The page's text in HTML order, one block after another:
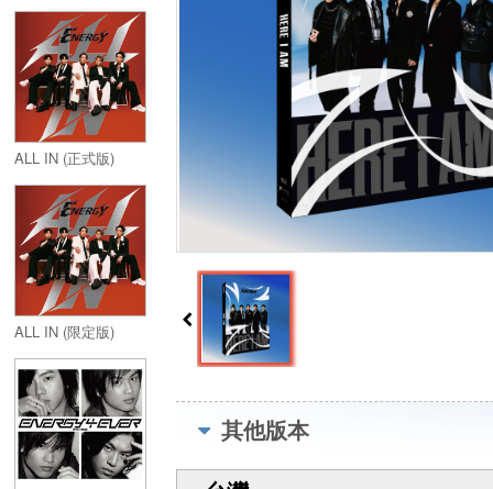
ALL IN (正式版)
ALL IN (限定版)
其他版本